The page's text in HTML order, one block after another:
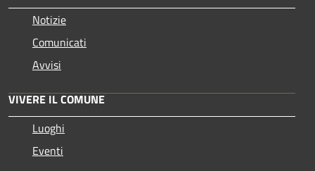
Notizie
Comunicati
Avvisi
VIVERE IL COMUNE
Luoghi
Eventi